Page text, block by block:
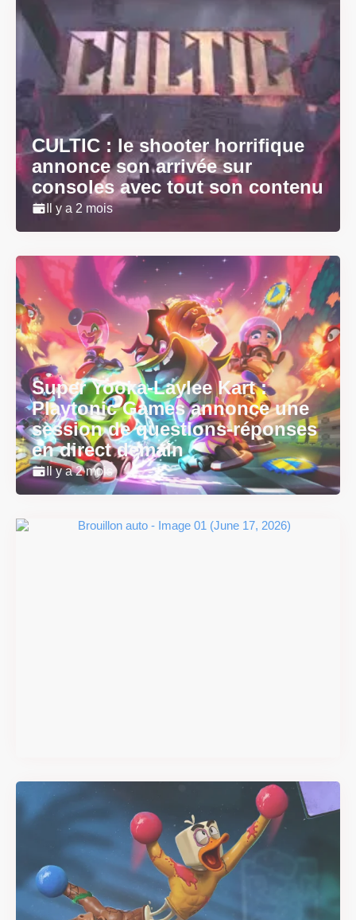
CULTIC : le shooter horrifique
annonce son arrivée sur
consoles avec tout son contenu
Il y a 2 mois
Super Yooka-Laylee Kart :
Playtonic Games annonce une
session de questions-réponses
en direct demain
Il y a 2 mois